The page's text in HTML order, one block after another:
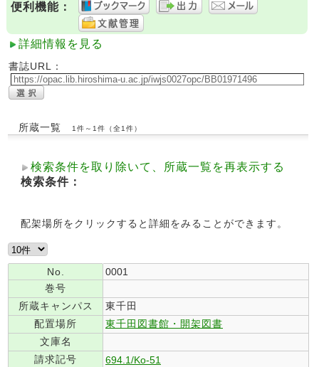
便利機能：
詳細情報を見る
書誌URL：
所蔵一覧 1件～1件（全1件）
検索条件を取り除いて、所蔵一覧を再表示する
検索条件：
配架場所をクリックすると詳細をみることができます。
No.
0001
巻号
所蔵キャンパス
東千田
配置場所
東千田図書館・開架図書
文庫名
請求記号
694.1/Ko-51